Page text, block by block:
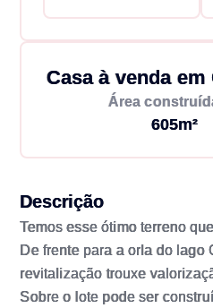
Casa à venda
Área
605m²
Descrição
Temos esse ótimo terreno
De frente para a orla do lago
revitalização trouxe
Sobre o lote pode ser